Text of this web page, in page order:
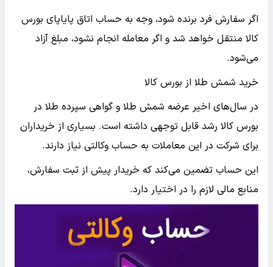
اگر سفارش فرد برنده شود، وجه به حساب اتاق پایاپای بورس
کالا منتقل خواهد شد و اگر معامله انجام نشود، مبلغ آزاد
می‌شود.
خرید شمش طلا از بورس کالا
در سال‌های اخیر عرضه شمش طلا و گواهی سپرده طلا در
بورس کالا رشد قابل توجهی داشته است. بسیاری از خریداران
برای شرکت در این معاملات به حساب وکالتی نیاز دارند.
این حساب تضمین می‌کند که خریدار پیش از ثبت سفارش،
منابع مالی لازم را در اختیار دارد.